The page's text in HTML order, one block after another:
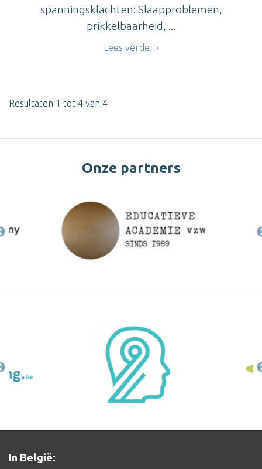
spanningsklachten: Slaapproblemen,
prikkelbaarheid, ...
Lees verder
Resultaten 1 tot 4 van 4
Onze partners
In België: